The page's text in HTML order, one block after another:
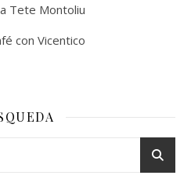
Tete Montoliu
con Vicentico